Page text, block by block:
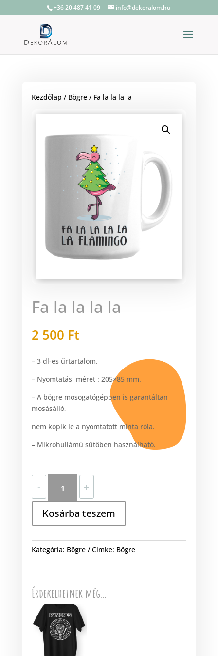
+36 20 487 41 09 info@dekoralom.hu
Kezdőlap / Bögre/ Fa la la la la
Fa la la la la
2 500 Ft
– 3 dl-es űrtartalom.
– Nyomtatási méret : 205×85 mm.
– A bögre mosogatógépben is garantáltan
mosásálló,
nem kopik le a nyomtatott minta róla.
– Mikrohullámú sütőben használható.
-
la
la
la
+
Kosárba teszem
Kategória: Bögre Címke: Bögre
Érdekelhetnek még…